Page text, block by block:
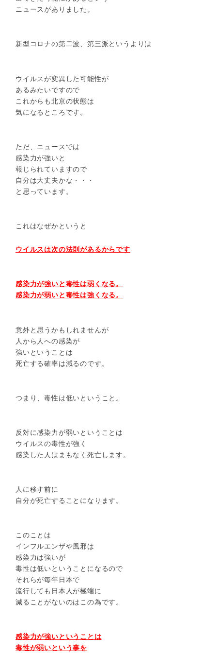
ニュースがありました。
新型コロナの第二波、第三派というよりは
ウイルスが変異した可能性が
あるみたいですので
これからも北京の状態は
気になるところです。
ただ、ニュースでは
感染力が強いと
報じられていますので
自分は大丈夫かな・・・
と思っています。
これはなぜかというと
ウイルスは次の法則があるからです
感染力が強いと毒性は弱くなる。
感染力が弱いと毒性は強くなる。
意外と思うかもしれませんが
人から人への感染が
強いということは
死亡する確率は減るのです。
つまり、毒性は低いということ。
反対に感染力が弱いということは
ウイルスの毒性が強く
感染した人はまもなく死亡します。
人に移す前に
自分が死亡することになります。
このことは
インフルエンザや風邪は
感染力は強いが
毒性は低いということになるので
それらが毎年日本で
流行しても日本人が極端に
減ることがないのはこの為です。
感染力が強いということは
毒性が弱いという事を